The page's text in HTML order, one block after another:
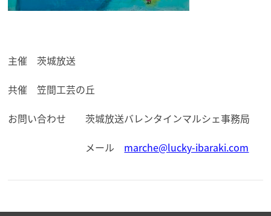
主催 茨城放送
共催 笠間工芸の丘
お問い合わせ 茨城放送バレンタインマルシェ事務局
メール marche@lucky-ibaraki.com